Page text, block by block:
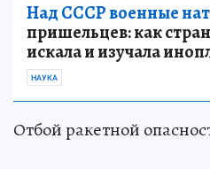
Над СССР военные
пришельцев: как
искала и изучала
НАУКА
Отбой ракетной